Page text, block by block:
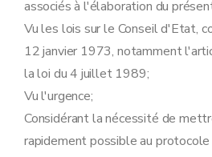
Art. 37
Art. 38
Annexe 1
Annexe 2
Annexe 3
Annexe 4
Annexe 5
Annexe 6
associés à l'élaboration du
Vu les lois sur le Conseil d'Etat,
12 janvier 1973, notamment
la loi du 4 juillet 1989;
Vu l'urgence;
Considérant la nécessité de
rapidement possible au